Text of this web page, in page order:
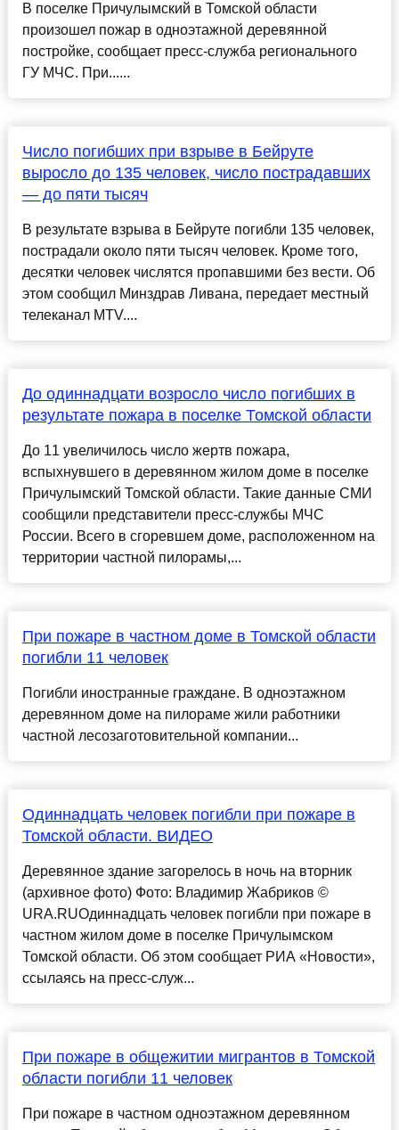
В поселке Причулымский в Томской области
произошел пожар в одноэтажной деревянной
постройке, сообщает пресс-служба регионального
ГУ МЧС. При......
Число погибших при взрыве в Бейруте
выросло до 135 человек, число пострадавших
— до пяти тысяч
В результате взрыва в Бейруте погибли 135 человек,
пострадали около пяти тысяч человек. Кроме того,
десятки человек числятся пропавшими без вести. Об
этом сообщил Минздрав Ливана, передает местный
телеканал MTV....
До одиннадцати возросло число погибших в
результате пожара в поселке Томской области
До 11 увеличилось число жертв пожара,
вспыхнувшего в деревянном жилом доме в поселке
Причулымский Томской области. Такие данные СМИ
сообщили представители пресс-службы МЧС
России. Всего в сгоревшем доме, расположенном на
территории частной пилорамы,...
При пожаре в частном доме в Томской области
погибли 11 человек
Погибли иностранные граждане. В одноэтажном
деревянном доме на пилораме жили работники
частной лесозаготовительной компании...
Одиннадцать человек погибли при пожаре в
Томской области. ВИДЕО
Деревянное здание загорелось в ночь на вторник
(архивное фото) Фото: Владимир Жабриков ©
URA.RUОдиннадцать человек погибли при пожаре в
частном жилом доме в поселке Причулымском
Томской области. Об этом сообщает РИА «Новости»,
ссылаясь на пресс-служ...
При пожаре в общежитии мигрантов в Томской
области погибли 11 человек
При пожаре в частном одноэтажном деревянном